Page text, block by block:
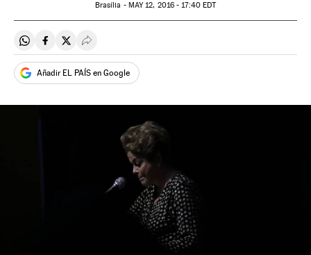
Brasília - MAY12, 2016 - 17:40EDT
Compartir en Whatsapp
Compartir en Facebook
Compartir en Twitter
Desplegar Redes Sociales
Añadir EL PAÍS en Google